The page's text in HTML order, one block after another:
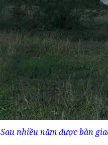
Sau nhiều năm được bàn